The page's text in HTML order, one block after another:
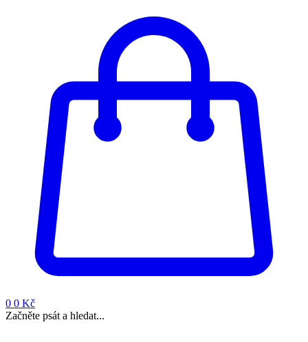
0 0 Kč
Začněte psát a hledat...